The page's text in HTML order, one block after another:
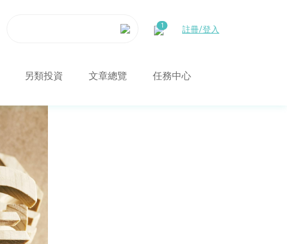
註冊/登入
另類投資 文章總覽 任務中心